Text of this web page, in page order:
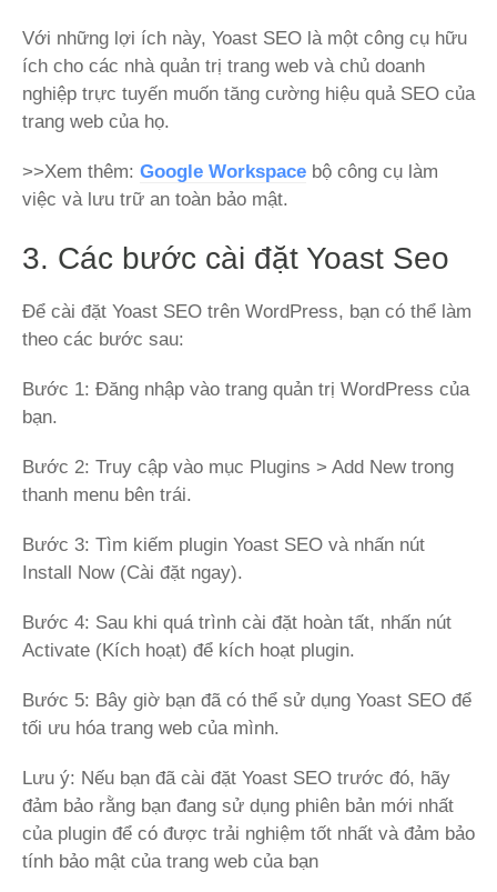
Với những lợi ích này, Yoast SEO là một công cụ hữu
ích cho các nhà quản trị trang web và chủ doanh
nghiệp trực tuyến muốn tăng cường hiệu quả SEO của
trang web của họ.
>>Xem thêm: Google Workspace bộ công cụ làm
việc và lưu trữ an toàn bảo mật.
3. Các bước cài đặt Yoast Seo
Để cài đặt Yoast SEO trên WordPress, bạn có thể làm
theo các bước sau:
Bước 1: Đăng nhập vào trang quản trị WordPress của
bạn.
Bước 2: Truy cập vào mục Plugins > Add New trong
thanh menu bên trái.
Bước 3: Tìm kiếm plugin Yoast SEO và nhấn nút
Install Now (Cài đặt ngay).
Bước 4: Sau khi quá trình cài đặt hoàn tất, nhấn nút
Activate (Kích hoạt) để kích hoạt plugin.
Bước 5: Bây giờ bạn đã có thể sử dụng Yoast SEO để
tối ưu hóa trang web của mình.
Lưu ý: Nếu bạn đã cài đặt Yoast SEO trước đó, hãy
đảm bảo rằng bạn đang sử dụng phiên bản mới nhất
của plugin để có được trải nghiệm tốt nhất và đảm bảo
tính bảo mật của trang web của bạn